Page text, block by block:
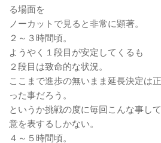
る場面を
ノーカットで見ると非常に顕著。
２～３時間頃。
ようやく１段目が安定してくるも
２段目は致命的な状況。
ここまで進歩の無いまま延長決定は
った事だろう。
というか挑戦の度に毎回こんな事し
意を表するしかない。
４～５時間頃。